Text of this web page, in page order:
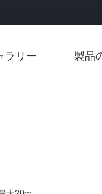
ラリー 製品